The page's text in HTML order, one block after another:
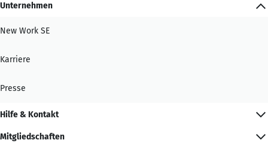
Unternehmen
New Work SE
Karriere
Presse
Hilfe & Kontakt
Mitgliedschaften